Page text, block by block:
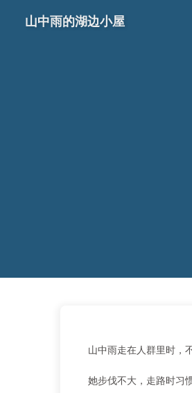
山中雨的湖边小屋
山中雨走在人群里时，
她步伐不大，走路时习